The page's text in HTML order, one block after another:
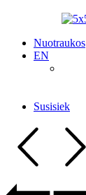
Nuotraukos
EN
Susisiek